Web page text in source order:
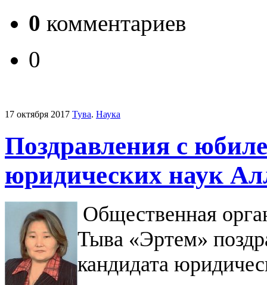
0 комментариев
0
17 октября 2017 Тува. Наука
Поздравления с
юридических наук
Общественная
Тыва «Эртем»
кандидата